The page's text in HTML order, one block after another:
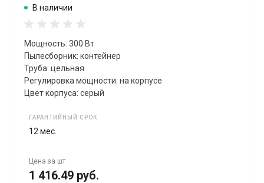
В наличии
Мощность: 300 Вт
Пылесборник: контейнер
Труба: цельная
Регулировка мощности: на корпусе
Цвет корпуса: серый
ГАРАНТИЙНЫЙ СРОК
12 мес.
Цена за шт
1 416.49 руб.